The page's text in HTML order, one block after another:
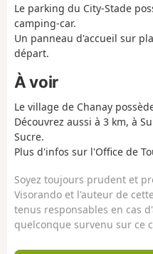
Le parking du City-Stade
camping-car.
Un panneau d'accueil sur
départ.
À voir
Le village de Chanay
Découvrez aussi à 3 km, à
Sucre.
Plus d'infos sur l'Office de
Soyez toujours prudent et
Visorando et l'auteur de
tenus responsables en cas
quelconque survenu sur ce